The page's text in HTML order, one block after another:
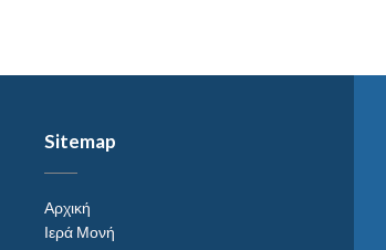
Sitemap
Αρχική
Ιερά Μονή